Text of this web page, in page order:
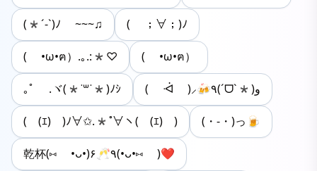
(*´-`)ﾉ ~~~♫ ( ；∀；)ﾉ
( •ω•ฅ）.｡.:*♡ ( •ω•ฅ）
｡ﾟ .ヾ(*˙꒳˙*)ﾉｼ ( ᐙ )⸝🍻٩(ˊᗜˋ*)و
(￣(ｴ)￣)ﾉ∀✩.*˚∀ヽ(￣(ｴ)￣) (・-・)っ🍺
乾杯‎(⑅ •ᴗ•)۶🥂٩(•ᴗ•⑅ )❤️